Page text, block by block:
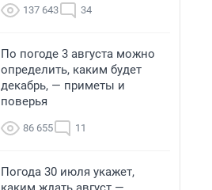
137 643 34
По погоде 3 августа можно
определить, каким будет
декабрь, — приметы и
поверья
86 655 11
Погода 30 июля укажет,